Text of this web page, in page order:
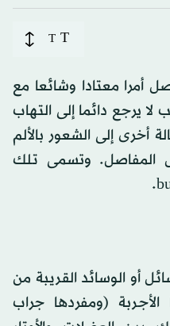
T
T
أمرا معتادا وشائعا مع
لا يرجع دائما إلى التهاب
أخرى إلى الشعور بالألم
المفاصل. وتسمى تلك
أو الوسائد القريبة من
(ومفردها جراب